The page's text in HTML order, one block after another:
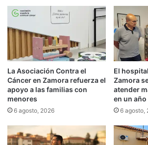
La Asociación Contra el
Cáncer en Zamora refuerza el
apoyo a las familias con
menores
6 agosto, 2026
El
Zamora
atender
en un año
6 agosto,